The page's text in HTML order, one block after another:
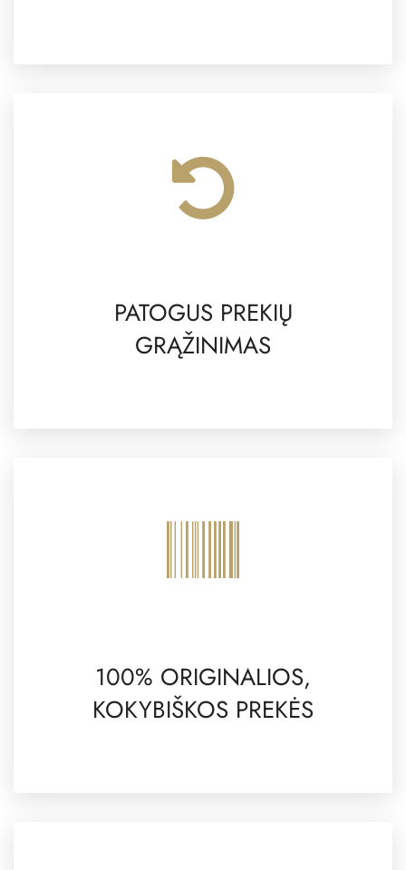
PATOGUS PREKIŲ
GRĄŽINIMAS
100% ORIGINALIOS,
KOKYBIŠKOS PREKĖS